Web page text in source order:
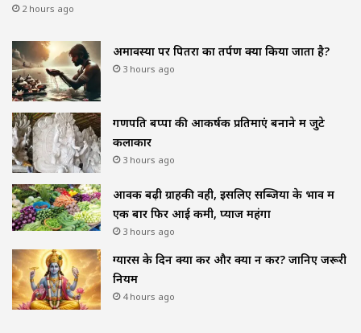
2 hours ago
अमावस्या पर पितरों का तर्पण क्यों किया जाता है?
3 hours ago
गणपति बप्पा की आकर्षक प्रतिमाएं बनाने में जुटे
कलाकार
3 hours ago
आवक बढ़ी ग्राहकी वही, इसलिए सब्जियों के भाव में
एक बार फिर आई कमी, प्याज महंगा
3 hours ago
ग्यारस के दिन क्या करें और क्या न करें? जानिए जरूरी
नियम
4 hours ago